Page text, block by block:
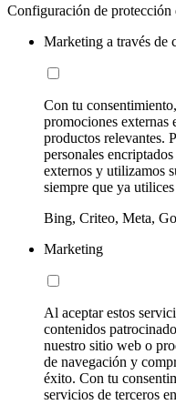
Configuración de protección
Marketing a través de
Con tu
promociones externas
productos relevantes.
personales
externos y utilizamos
siempre que ya
Bing, Criteo, Meta,
Marketing
Al aceptar estos
contenidos
nuestro sitio web o
de navegación y
éxito. Con tu
servicios de terceros